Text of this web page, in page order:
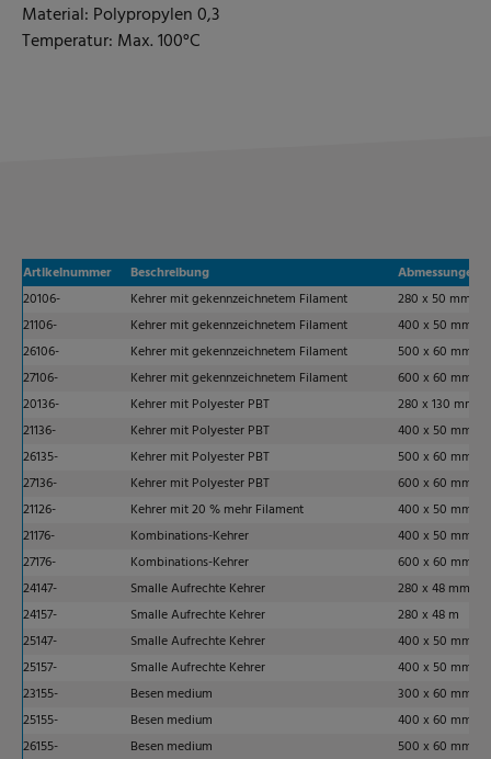
Material: Polypropylen 0,3
Temperatur: Max. 100°C
Artikelnummer Beschreibung
Abmessungen
20106-
Kehrer mit gekennzeichnetem Filament
280 x 50 mm
21106-
Kehrer mit gekennzeichnetem Filament
400 x 50 mm
26106-
Kehrer mit gekennzeichnetem Filament
500 x 60 mm
27106-
Kehrer mit gekennzeichnetem Filament
600 x 60 mm
20136-
Kehrer mit Polyester PBT
280 x 130 mm
21136-
Kehrer mit Polyester PBT
400 x 50 mm
26135-
Kehrer mit Polyester PBT
500 x 60 mm
27136-
Kehrer mit Polyester PBT
600 x 60 mm
21126-
Kehrer mit 20 % mehr Filament
400 x 50 mm
21176-
Kombinations-Kehrer
400 x 50 mm
27176-
Kombinations-Kehrer
600 x 60 mm
24147-
Smalle Aufrechte Kehrer
280 x 48 mm
24157-
Smalle Aufrechte Kehrer
280 x 48 m
25147-
Smalle Aufrechte Kehrer
400 x 50 mm
25157-
Smalle Aufrechte Kehrer
400 x 50 mm
23155-
Besen medium
300 x 60 mm
25155-
Besen medium
400 x 60 mm
26155-
Besen medium
500 x 60 mm